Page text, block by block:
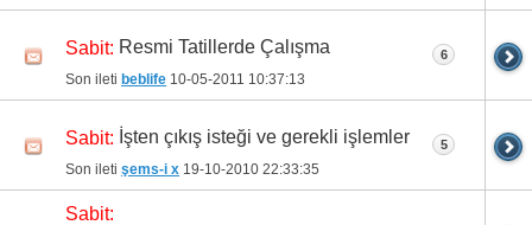
Sabit: Resmi Tatillerde Çalışma
Son ileti beblife 10-05-2011 10:37:13
6
Sabit: İşten çıkış isteği ve gerekli işlemler
Son ileti şems-i x 19-10-2010 22:33:35
5
Sabit: